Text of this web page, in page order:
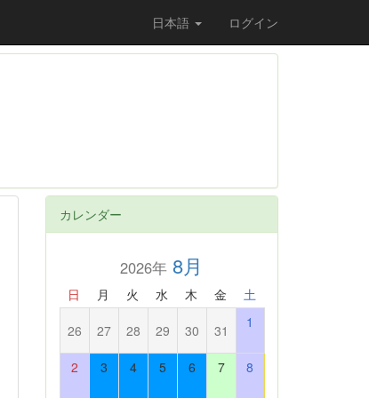
日本語 ログイン
カレンダー
2026年 8月
日 月 火 水 木 金 土
26 27 28 29 30 31 1
2 3 4 5 6 7 8